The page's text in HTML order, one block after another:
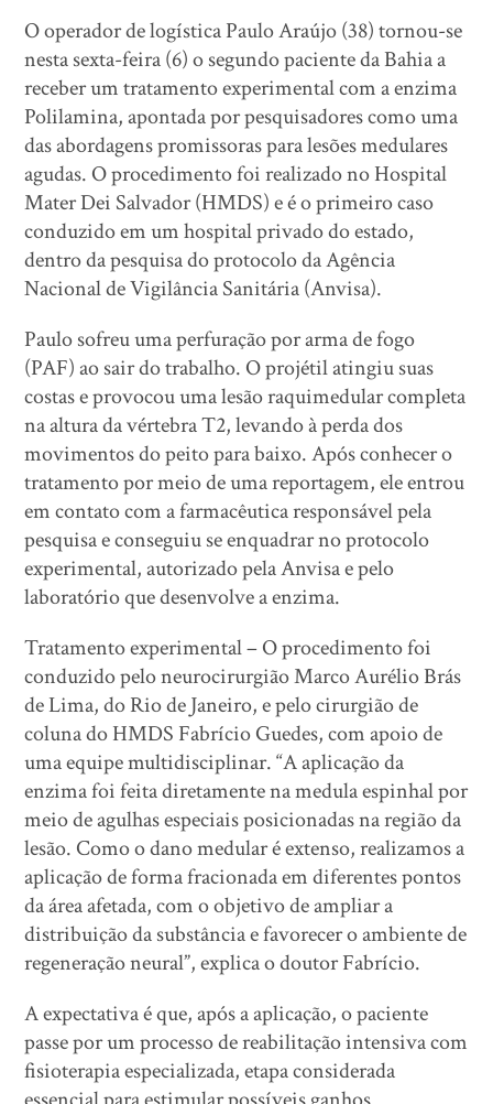
O operador de logística Paulo Araújo (38) tornou-se
nesta sexta-feira (6) o segundo paciente da Bahia a
receber um tratamento experimental com a enzima
Polilamina, apontada por pesquisadores como uma
das abordagens promissoras para lesões medulares
agudas. O procedimento foi realizado no Hospital
Mater Dei Salvador (HMDS) e é o primeiro caso
conduzido em um hospital privado do estado,
dentro da pesquisa do protocolo da Agência
Nacional de Vigilância Sanitária (Anvisa).
Paulo sofreu uma perfuração por arma de fogo
(PAF) ao sair do trabalho. O projétil atingiu suas
costas e provocou uma lesão raquimedular completa
na altura da vértebra T2, levando à perda dos
movimentos do peito para baixo. Após conhecer o
tratamento por meio de uma reportagem, ele entrou
em contato com a farmacêutica responsável pela
pesquisa e conseguiu se enquadrar no protocolo
experimental, autorizado pela Anvisa e pelo
laboratório que desenvolve a enzima.
Tratamento experimental – O procedimento foi
conduzido pelo neurocirurgião Marco Aurélio Brás
de Lima, do Rio de Janeiro, e pelo cirurgião de
coluna do HMDS Fabrício Guedes, com apoio de
uma equipe multidisciplinar. “A aplicação da
enzima foi feita diretamente na medula espinhal por
meio de agulhas especiais posicionadas na região da
lesão. Como o dano medular é extenso, realizamos a
aplicação de forma fracionada em diferentes pontos
da área afetada, com o objetivo de ampliar a
distribuição da substância e favorecer o ambiente de
regeneração neural”, explica o doutor Fabrício.
A expectativa é que, após a aplicação, o paciente
passe por um processo de reabilitação intensiva com
fisioterapia especializada, etapa considerada